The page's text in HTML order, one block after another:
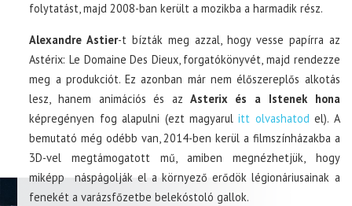
folytatást, majd 2008-ban került a mozikba a harmadik rész.
Alexandre Astier-t bízták meg azzal, hogy vesse papírra az
Astérix: Le Domaine Des Dieux, forgatókönyvét, majd rendezze
meg a produkciót. Ez azonban már nem élőszereplős alkotás
lesz, hanem animációs és az Asterix és a Istenek hona
képregényen fog alapulni (ezt magyarulitt olvashatod el). A
bemutató még odébb van, 2014-ben kerül a filmszínházakba a
3D-vel megtámogatott mű, amiben megnézhetjük, hogy
miképp náspágolják el a környező erődök légionáriusainak a
fenekét a varázsfőzetbe belekóstoló gallok.